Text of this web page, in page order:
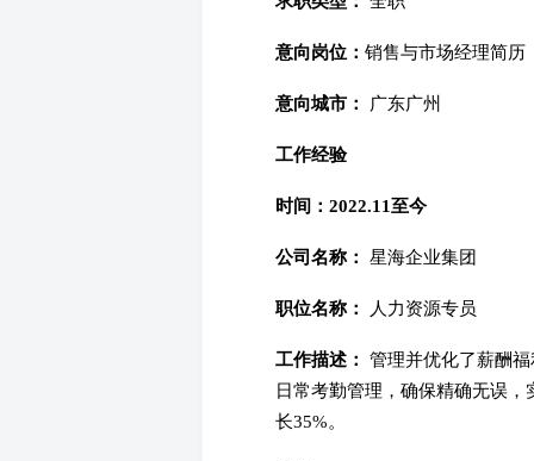
意向岗位： 销售与市场经理简历
意向城市： 广东广州
工作经验
时间：2022.11至今
公司名称： 星海企业集团
职位名称： 人力资源专员
工作描述：
管理并优化了薪酬
日常考勤管理，确保精确无误
长35%。